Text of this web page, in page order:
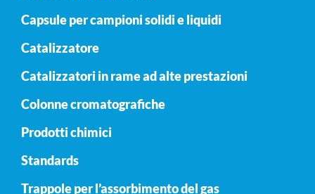
Capsule per campioni solidi e liquidi
Catalizzatore
Catalizzatori in rame ad alte prestazioni
Colonne cromatografiche
Prodotti chimici
Standards
Trappole per l’assorbimento del gas